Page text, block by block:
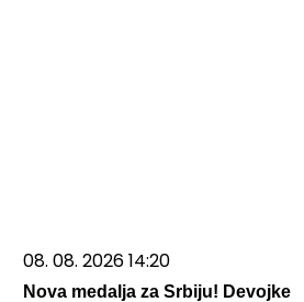
08. 08. 2026 14:20
Nova medalja za Srbiju! Devojke